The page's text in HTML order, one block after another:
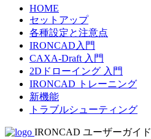
HOME
セットアップ
各種設定と注意点
IRONCAD入門
CAXA-Draft 入門
2Dドローイング 入門
IRONCAD トレーニング
新機能
トラブルシューティング
IRONCAD ユーザーガイド